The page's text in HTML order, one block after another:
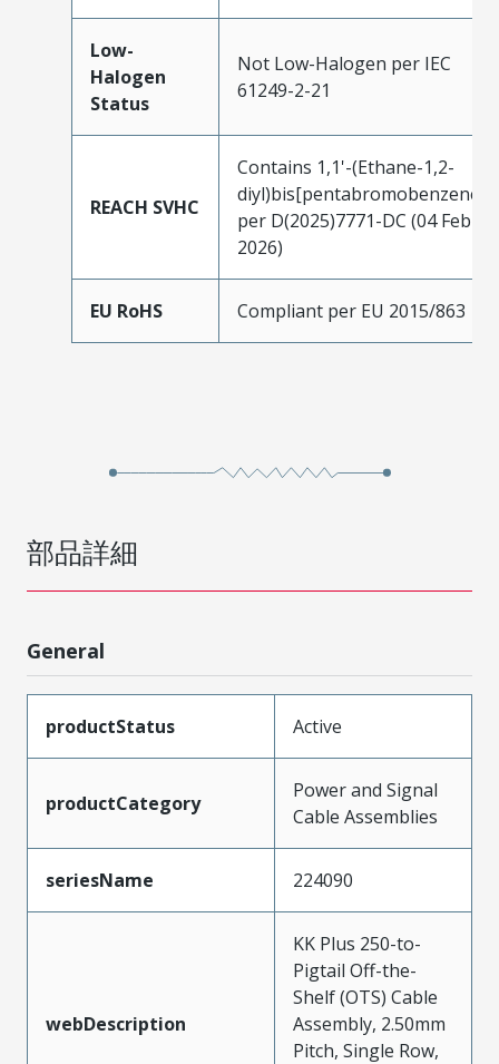
Low-
Halogen
Status
Not Low-Halogen per IEC
61249-2-21
REACH SVHC
Contains 1,1'-(Ethane-1,2-
diyl)bis[pentabromobenzene]
per D(2025)7771-DC (04 Feb
2026)
EU RoHS Compliant per EU 2015/863
部品詳細
General
productStatus Active
productCategory
Power and Signal
Cable Assemblies
seriesName 224090
webDescription
KK Plus 250-to-
Pigtail Off-the-
Shelf (OTS) Cable
Assembly, 2.50mm
Pitch, Single Row,